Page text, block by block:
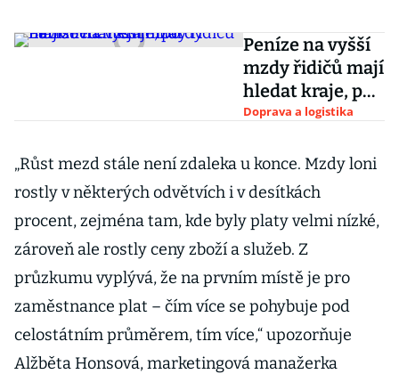
Peníze na vyšší
mzdy řidičů mají
hledat kraje, po
Babišovi chtějí
Doprava a logistika
„Růst mezd stále není zdaleka u konce. Mzdy loni
rostly v některých odvětvích i v desítkách
procent, zejména tam, kde byly platy velmi nízké,
zároveň ale rostly ceny zboží a služeb. Z
průzkumu vyplývá, že na prvním místě je pro
zaměstnance plat – čím více se pohybuje pod
celostátním průměrem, tím více,“ upozorňuje
Alžběta Honsová, marketingová manažerka